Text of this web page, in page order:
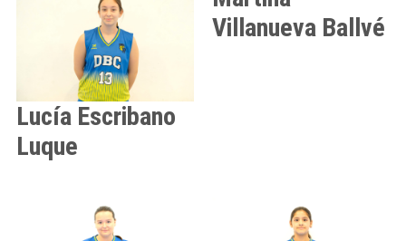
Lucía Escribano
Luque
Villanueva Ballvé